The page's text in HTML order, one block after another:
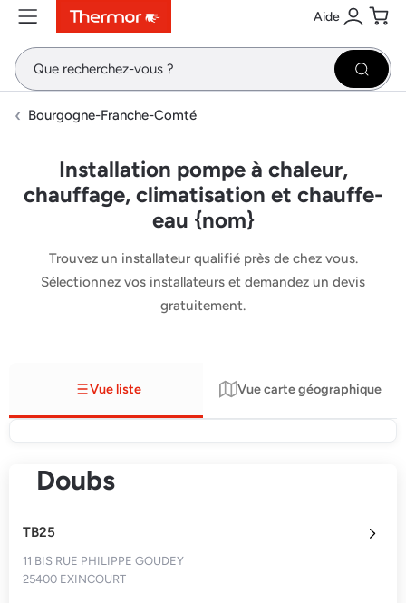
ContenuMenuRecherche Aide
Se
Bourgogne-Franche-Comté
Installation pompe à chaleur,
chauffage, climatisation et chauffe-
eau {nom}
Trouvez un installateur qualifié près de chez vous.
Sélectionnez vos installateurs et demandez un devis
gratuitement.
Vue liste Vue carte géographique
Doubs
TB25
11 BIS RUE PHILIPPE GOUDEY
25400 EXINCOURT